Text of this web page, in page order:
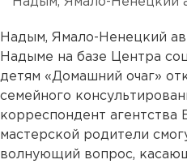
Надым, Ямало-Ненецкий
Надыме на базе Центра
детям «Домашний очаг»
семейного
корреспондент агентства
мастерской родители
волнующий вопрос,